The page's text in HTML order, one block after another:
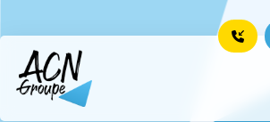
Dansk English
Français
Română